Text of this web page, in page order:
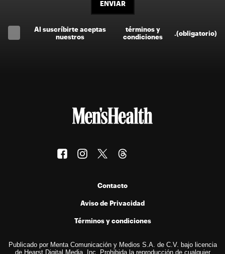
ENVIAR
Al suscríbirte aceptas
nuestros
términos y
condiciones
(obligatorio)
Contacto
Aviso de Privacidad
Términos y condiciones
Publicado por Menta Comunicación y Medios S.A. de C.V. bajo licencia
de Hearst Digital Media, Inc. Prohibida la reproducción de cualquier